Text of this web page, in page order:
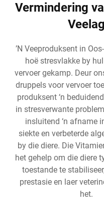
Vermindering
Veelag
ʼN Veeproduksent in
hoë stresvlakke by
vervoer gekamp. Deur
druppels voor vervoer
produksent ‘n
in stresverwante
insluitend ‘n afname
siekte en verbeterde
by die diere. Die
het gehelp om die diere
toestande te
prestasie en laer
het.